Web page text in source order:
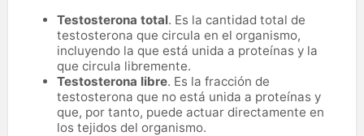
Testosterona total. Es la cantidad total de
testosterona que circula en el organismo,
incluyendo la que está unida a proteínas y la
que circula libremente.
Testosterona libre. Es la fracción de
testosterona que no está unida a proteínas y
que, por tanto, puede actuar directamente en
los tejidos del organismo.